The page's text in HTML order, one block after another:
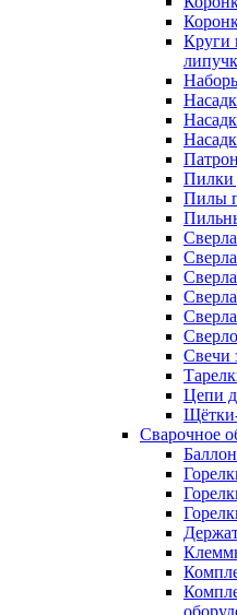
Круги
Пилки
Пилы
Свечи
Цепи
Сварочное